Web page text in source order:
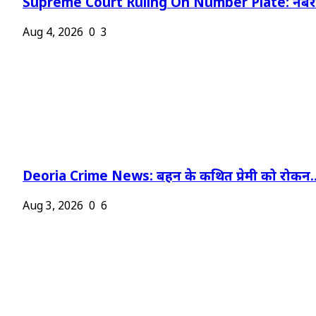
Supreme Court Ruling On Number Plate:
Aug 4, 2026 0 3
Deoria Crime News: बहन के कथित प्रेमी को
Aug 3, 2026 0 6